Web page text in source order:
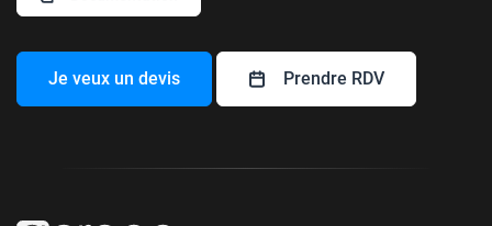
Je veux un devis Prendre RDV